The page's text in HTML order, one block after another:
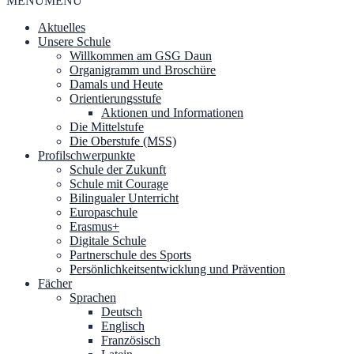
Aktuelles
Unsere Schule
Willkommen am GSG Daun
Organigramm und Broschüre
Damals und Heute
Orientierungsstufe
Aktionen und Informationen
Die Mittelstufe
Die Oberstufe (MSS)
Profilschwerpunkte
Schule der Zukunft
Schule mit Courage
Bilingualer Unterricht
Europaschule
Erasmus+
Digitale Schule
Partnerschule des Sports
Persönlichkeitsentwicklung und Prävention
Fächer
Sprachen
Deutsch
Englisch
Französisch